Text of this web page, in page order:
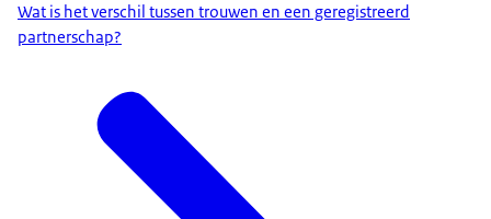
Wat is het verschil tussen trouwen en een geregistreerd
partnerschap?